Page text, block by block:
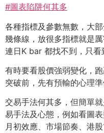
#圖表陷阱何其多
各種指標及參數無數，大
幾條線，放很多指標就是
連日K bar 都找不到，只
有時要看股價強弱變化，
突破前，先有預輸的心理準
交易手法何其多，但簡單
易手法及心態，例如看圖
月初效應、市場節奏、港